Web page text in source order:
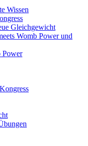
Wissen
Gleichgewicht
Womb Power und
Power